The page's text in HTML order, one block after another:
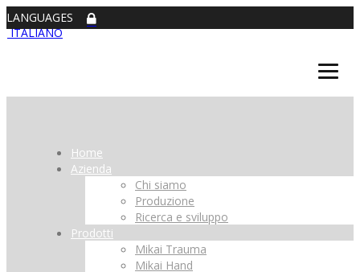
LANGUAGES
ITALIANO
Home
Azienda
Chi siamo
Produzione
Ricerca e sviluppo
Prodotti
Mikai Trauma
Mikai Hand